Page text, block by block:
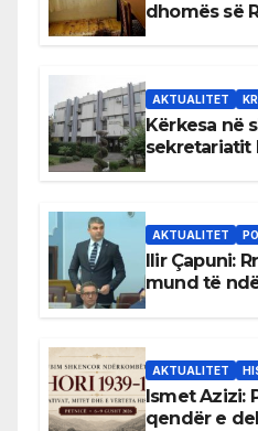
dhomës së
AKTUALITET
Kërkesa në
sekretariatit
AKTUALITET
Ilir Çapuni:
mund të
AKTUALITET
Ismet Azizi:
qendër e